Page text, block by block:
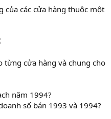
của các cửa hàng thuộc một
từng cửa hàng và chung cho
năm 1994?
số bán 1993 và 1994?